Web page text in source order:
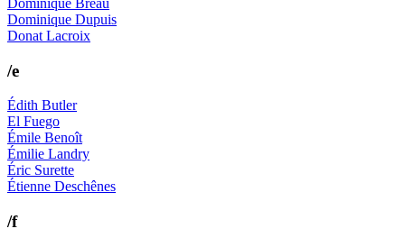
Dominique Dupuis
Donat Lacroix
/e
Édith Butler
El Fuego
Émile Benoît
Émilie Landry
Éric Surette
Étienne Deschênes
/f